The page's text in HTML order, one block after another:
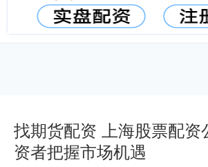
找期货配资 上海股票配资
资者把握市场机遇